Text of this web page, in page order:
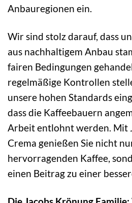
Anbauregionen ein.
Wir sind stolz darauf, dass
aus nachhaltigem Anbau
fairen Bedingungen
regelmäßige Kontrollen
unsere hohen Standards
dass die Kaffeebauern
Arbeit entlohnt werden. Mit
Crema genießen Sie nicht
hervorragenden Kaffee,
einen Beitrag zu einer